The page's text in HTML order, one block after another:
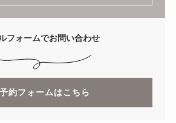
フォームでお問い合わせ
予約フォームはこちら